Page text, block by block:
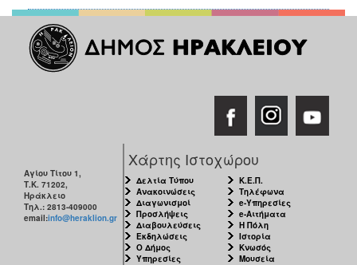
Αγίου Τίτου 1,
Τ.Κ. 71202,
Ηράκλειο
Τηλ.: 2813-409000
email:info@heraklion.gr
Χάρτης Ιστοχώρου
Δελτία Τύπου
Ανακοινώσεις
Διαγωνισμοί
Προσλήψεις
Διαβουλεύσεις
Εκδηλώσεις
Ο Δήμος
Υπηρεσίες
Κ.Ε.Π.
Τηλέφωνα
e-Υπηρεσίες
e-Αιτήματα
Η Πόλη
Ιστορία
Κνωσός
Μουσεία